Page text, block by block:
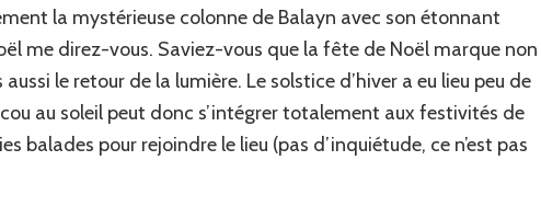
la mystérieuse colonne de Balayn avec son étonnant
me direz-vous. Saviez-vous que la fête de Noël marque non
le retour de la lumière. Le solstice d’hiver a eu lieu peu de
au soleil peut donc s’intégrer totalement aux festivités de
balades pour rejoindre le lieu (pas d’inquiétude, ce n’est pas